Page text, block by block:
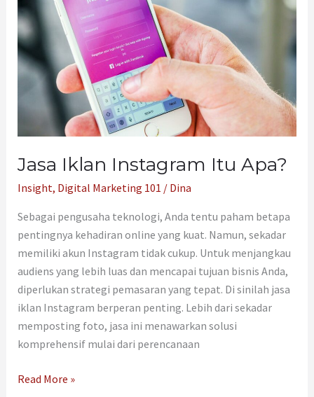
Jasa Iklan Instagram Itu Apa?
Insight, Digital Marketing 101 / Dina
Sebagai pengusaha teknologi, Anda tentu paham betapa
pentingnya kehadiran online yang kuat. Namun, sekadar
memiliki akun Instagram tidak cukup. Untuk menjangkau
audiens yang lebih luas dan mencapai tujuan bisnis Anda,
diperlukan strategi pemasaran yang tepat. Di sinilah jasa
iklan Instagram berperan penting. Lebih dari sekadar
memposting foto, jasa ini menawarkan solusi
komprehensif mulai dari perencanaan
Apa?
Read More »